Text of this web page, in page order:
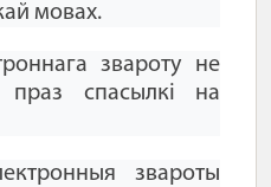
мовах.
звароту не
спасылкі на
звароты